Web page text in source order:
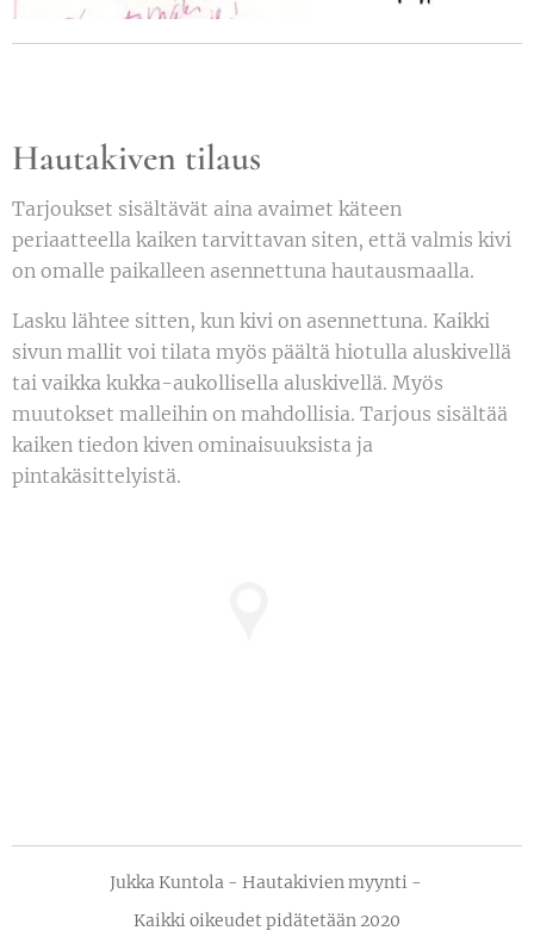
Hautakiven tilaus
Tarjoukset sisältävät aina avaimet käteen
periaatteella kaiken tarvittavan siten, että valmis kivi
on omalle paikalleen asennettuna hautausmaalla.
Lasku lähtee sitten, kun kivi on asennettuna. Kaikki
sivun mallit voi tilata myös päältä hiotulla aluskivellä
tai vaikka kukka-aukollisella aluskivellä. Myös
muutokset malleihin on mahdollisia. Tarjous sisältää
kaiken tiedon kiven ominaisuuksista ja
pintakäsittelyistä.
Jukka Kuntola - Hautakivien myynti -
Kaikki oikeudet pidätetään 2020